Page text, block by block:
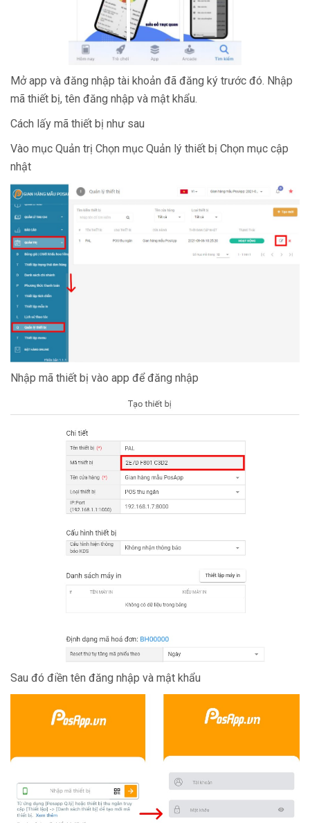
Mở app và đăng nhập tài khoản đã đăng ký trước đó. Nhập
mã thiết bị, tên đăng nhập và mật khẩu.
Cách lấy mã thiết bị như sau
Vào mục Quản trị Chọn mục Quản lý thiết bị Chọn mục cập
nhật
Nhập mã thiết bị vào app để đăng nhập
Sau đó điền tên đăng nhập và mật khẩu